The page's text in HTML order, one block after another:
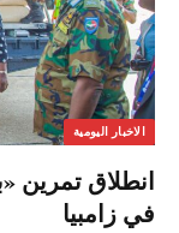
الاخبار اليومية
انطلاق تمرين
في زامبيا